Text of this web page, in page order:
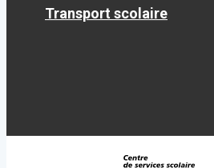
Transport scolaire